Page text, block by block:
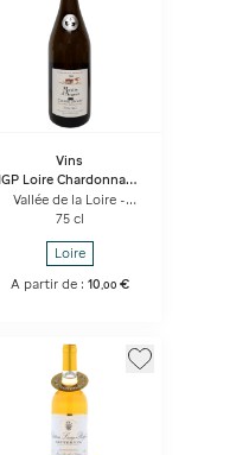
Vins
IGP Loire Chardonnay -
Domaine Des
Herbauges - Moulin
D'argent
Vallée de la Loire -
Blanc
75 cl
Loire
A partir de : 10,00 €